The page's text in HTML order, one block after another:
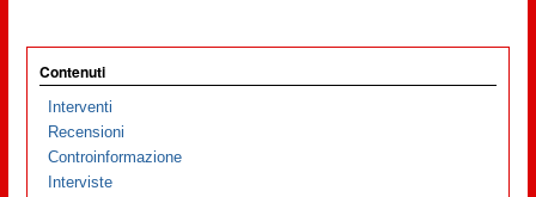
Contenuti
Interventi
Recensioni
Controinformazione
Interviste